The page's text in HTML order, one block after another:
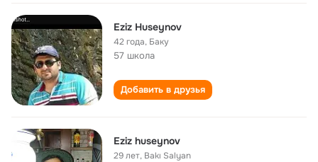
Eziz Huseynov
42 года, Баку
57 школа
Добавить в друзья
Eziz huseynov
29 лет, Bakı Salyan